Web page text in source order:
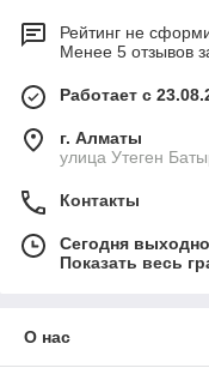
имеет первостепенное
значение. Боксы
безопасности (БАВ)
оборудованием для
задач. Если вы ищете,
предлагает широкий
микробиологических
Боксы БАВ
защиты персонала,
Рейтинг не
Менее 5 отзывов
Работает с
г. Алматы
улица Утеген
Контакты
Сегодня
Показать весь
О нас